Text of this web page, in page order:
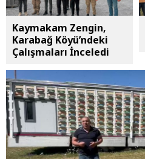
Kaymakam Zengin,
Karabağ Köyü’ndeki
Çalışmaları İnceledi